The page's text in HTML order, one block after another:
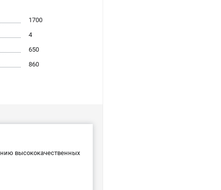
1700
4
650
860
высококачественных